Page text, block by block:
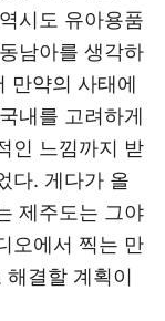
시도 유아용품
남아를 생각하
만약의 사태에
내를 고려하게
인 느낌까지 받
다. 게다가 올
제주도는 그야
오에서 찍는 만
결할 계획이